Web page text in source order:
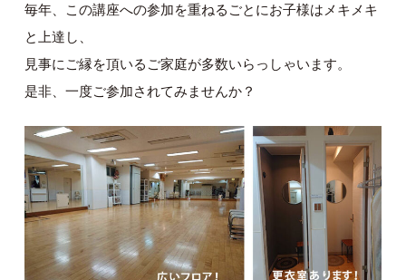
毎年、この講座への参加を重ねるごとにお子様はメキメキ
と上達し、
見事にご縁を頂いるご家庭が多数いらっしゃいます。
是非、一度ご参加されてみませんか？